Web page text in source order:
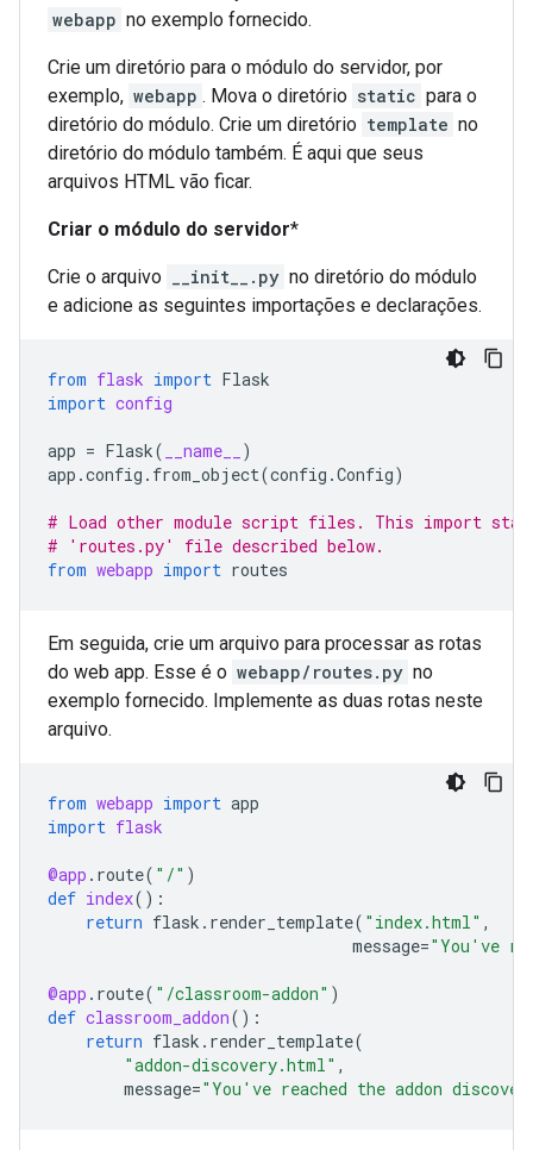
webapp no exemplo fornecido.
Crie um diretório para o módulo do servidor, por
exemplo, webapp . Mova o diretório static para o
diretório do módulo. Crie um diretório template no
diretório do módulo também. É aqui que seus
arquivos HTML vão ficar.
Criar o módulo do servidor*
Crie o arquivo __init__.py no diretório do módulo
e adicione as seguintes importações e declarações.
from flask import Flask
import config
app = Flask( __name__
)
app .config . from_object(config .Config)
# Load other module script files. This import
# 'routes.py' file described below.
from webapp import routes
Em seguida, crie um arquivo para processar as rotas
do web app. Esse é o webapp/routes.py no
exemplo fornecido. Implemente as duas rotas neste
arquivo.
from webapp import app
import flask
@app . route( "/" )
def index():
return flask . render_template( "index.html" ,
message="You've
@app . route( "/classroom-addon" )
def classroom_addon():
return flask . render_template(
"addon-discovery.html" ,
message="You've reached the addon